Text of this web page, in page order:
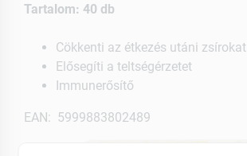
Tartalom: 40 db
Cökkenti az étkezés utáni zsírokat
Elősegíti a teltségérzetet
Immunerősítő
EAN: 5999883802489